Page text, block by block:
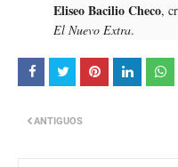
Eliseo Bacilio Checo,
El Nuevo Extra.
ANTIGUOS